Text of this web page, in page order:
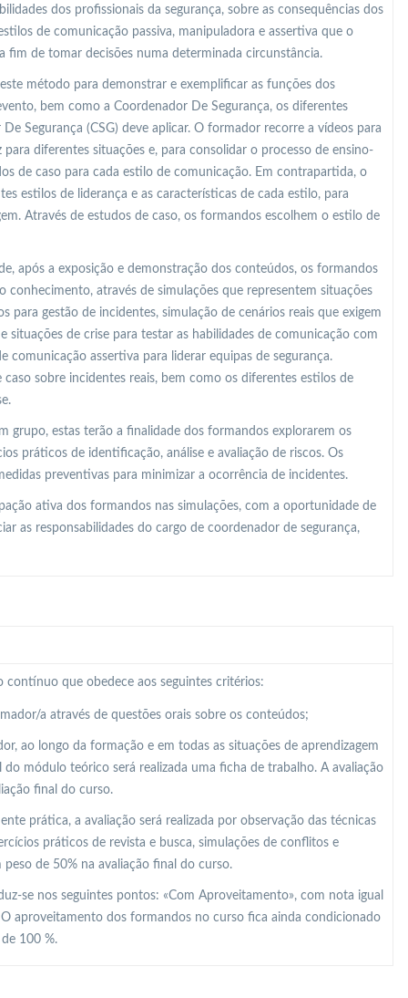
dos profissionais da segurança, sobre as consequências dos
de comunicação passiva, manipuladora e assertiva que o
fim de tomar decisões numa determinada circunstância.
método para demonstrar e exemplificar as funções dos
bem como a Coordenador De Segurança, os diferentes
Segurança (CSG) deve aplicar. O formador recorre a vídeos para
diferentes situações e, para consolidar o processo de ensino-
de caso para cada estilo de comunicação. Em contrapartida, o
estilos de liderança e as características de cada estilo, para
Através de estudos de caso, os formandos escolhem o estilo de
após a exposição e demonstração dos conteúdos, os formandos
através de simulações que representem situações
para gestão de incidentes, simulação de cenários reais que exigem
situações de crise para testar as habilidades de comunicação com
assertiva para liderar equipas de segurança.
sobre incidentes reais, bem como os diferentes estilos de
grupo, estas terão a finalidade dos formandos explorarem os
práticos de identificação, análise e avaliação de riscos. Os
preventivas para minimizar a ocorrência de incidentes.
ativa dos formandos nas simulações, com a oportunidade de
as responsabilidades do cargo de coordenador de segurança,
contínuo que obedece aos seguintes critérios:
a através de questões orais sobre os conteúdos;
ao longo da formação e em todas as situações de aprendizagem
módulo teórico será realizada uma ficha de trabalho. A avaliação
final do curso.
prática, a avaliação será realizada por observação das técnicas
práticos de revista e busca, simulações de conflitos e
de 50% na avaliação final do curso.
se nos seguintes pontos: «Com Aproveitamento», com nota igual
aproveitamento dos formandos no curso fica ainda condicionado
100 %.